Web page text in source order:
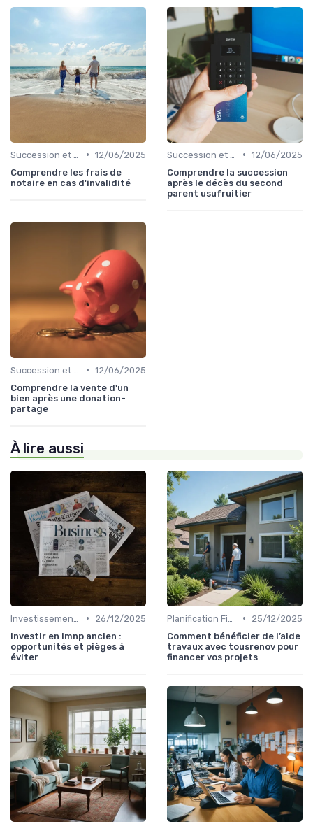
• 12/06/2025
Comprendre les frais de
notaire en cas d'invalidité
• 12/06/2025
Comprendre la succession
après le décès du second
parent usufruitier
• 12/06/2025
Comprendre la vente d'un
bien après une donation-
partage
À lire aussi
•
26/12/2025
Investir en lmnp ancien :
opportunités et pièges à
éviter
•
25/12/2025
Comment bénéficier de l’aide
travaux avec tousrenov pour
financer vos projets